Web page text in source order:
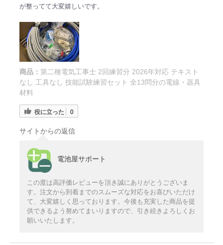
が整ってて大変嬉しいです。
商品： 第二種電気工事士 2回練習分 2026年対応 テキスト
なし 工具なし 技能試験練習セット 全13問分の電線・器具
材料
役に立った 0
サイトからの返信
電池屋サポート
この度は高評価レビューを頂き誠にありがとうございま
す。注文から到着までのスムーズな対応をお喜びいただけ
て、大変嬉しく思っております。今後も充実した商品を提
供できるよう努めてまいりますので、引き続きよろしくお
願いいたします。